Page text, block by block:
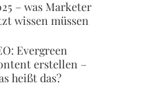
– was Marketer
wissen müssen
Evergreen
erstellen –
heißt das?